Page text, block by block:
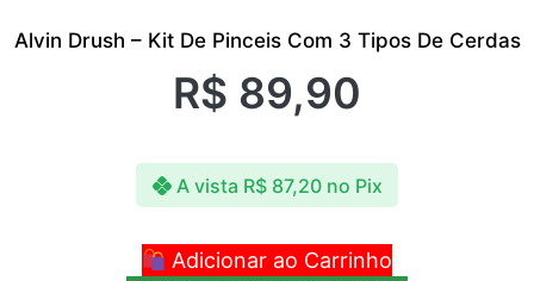
Alvin Drush – Kit De Pinceis Com 3 Tipos De Cerdas
R$ 89,90
A vista R$87,20 no Pix
Adicionar ao Carrinho